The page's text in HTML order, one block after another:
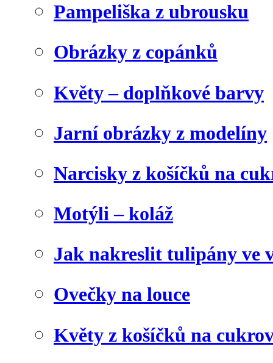
Pampeliška z ubrousku
Obrázky z copánků
Květy – doplňkové barvy
Jarní obrázky z modelíny
Narcisky z košíčků na
Motýli – koláž
Jak nakreslit tulipány ve
Ovečky na louce
Květy z košíčků na